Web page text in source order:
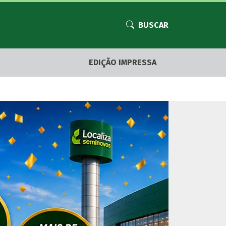
BUSCAR
EDIÇÃO IMPRESSA